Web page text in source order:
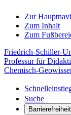
Zur
Zum Inhalt
Zum
Friedrich-Schiller-
Professur für
Chemisch-
Suche
Barrierefreiheit